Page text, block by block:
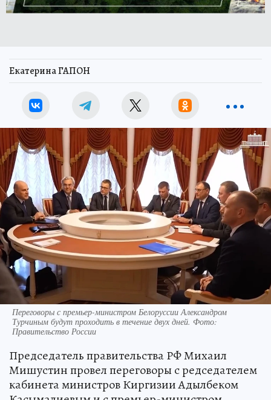
Екатерина ГАПОН
Переговоры с премьер-министром Белоруссии Александром
Турчиным будут проходить в течение двух дней. Фото:
Правительство России
Председатель правительства РФ Михаил
Мишустин провел переговоры с редседателем
кабинета министров Киргизии Адылбеком